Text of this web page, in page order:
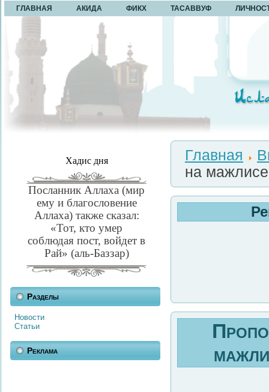
ГЛАВНАЯ АКИДА ФИКХ ТАСАВВУФ
Хадис дня
Посланник Аллаха (мир
ему и благословение
Аллаха) также сказал:
«Тот, кто умер
соблюдая пост, войдет в
Рай» (аль-Баззар)
Разделы
Новости
Статьи
Реклама
Главная
на